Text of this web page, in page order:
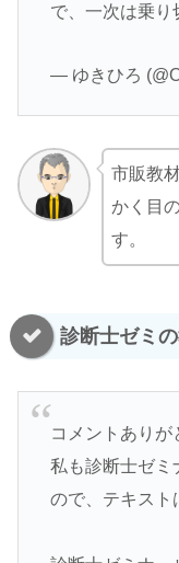
で、一次は乗り
— ゆきひろ
市販教
かく目
す。
診断士ゼミ
コメントありが
私も診断士ゼミ
ので、テキスト